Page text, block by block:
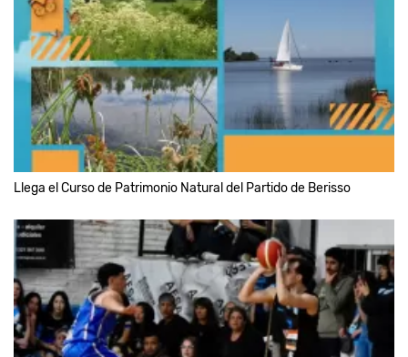
Llega el Curso de Patrimonio Natural del Partido de Berisso